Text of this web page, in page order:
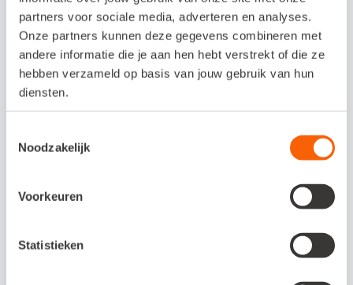
partners voor sociale media, adverteren en analyses.
Onze partners kunnen deze gegevens combineren met
andere informatie die je aan hen hebt verstrekt of die ze
hebben verzameld op basis van jouw gebruik van hun
diensten.
Noodzakelijk
Voorkeuren
Statistieken
opzetten van de administratie, maar ook
over het kiezen van de juiste zakelijke
rekening. Vaak kunnen ze ook helpen met
het bepalen van het juiste uurloon of weten
om de vaste lasten te kunnen betalen. Vind
een goede boekhouder
bankieren?